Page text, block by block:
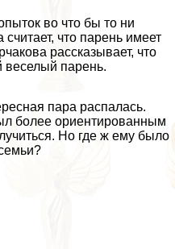
во что бы то ни
что парень имеет
рассказывает, что
веселый парень.
пара распалась.
более ориентированным
Но где ж ему было